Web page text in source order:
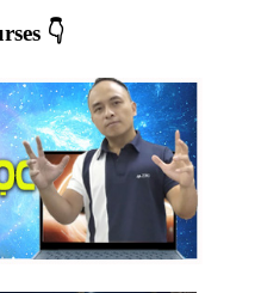
👇